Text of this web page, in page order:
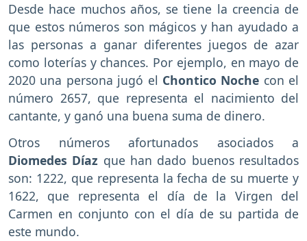
Desde hace muchos años, se tiene la creencia de
que estos números son mágicos y han ayudado a
las personas a ganar diferentes juegos de azar
como loterías y chances. Por ejemplo, en mayo de
2020 una persona jugó el Chontico Noche con el
número 2657, que representa el nacimiento del
cantante, y ganó una buena suma de dinero.
Otros números afortunados asociados a
Diomedes Díaz que han dado buenos resultados
son: 1222, que representa la fecha de su muerte y
1622, que representa el día de la Virgen del
Carmen en conjunto con el día de su partida de
este mundo.